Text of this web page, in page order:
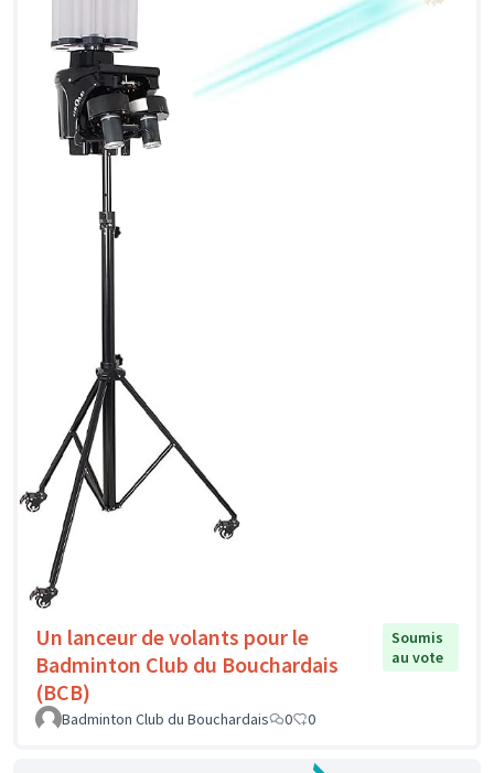
Un lanceur de volants pour le
Badminton Club du Bouchardais
(BCB)
Soumis
au vote
Badminton Club du Bouchardais 0 0